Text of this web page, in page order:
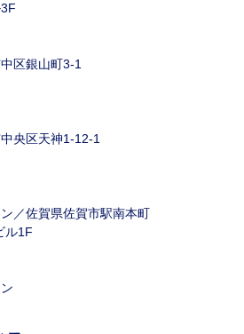
中区銀山町3-1
中央区天神1-12-1
／佐賀県佐賀市駅南本町
ル1F